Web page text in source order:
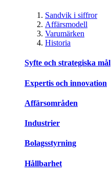
Sandvik i siffror
Affärsmodell
Varumärken
Historia
Syfte och strategiska mål
Expertis och innovation
Affärsområden
Industrier
Bolagsstyrning
Hållbarhet